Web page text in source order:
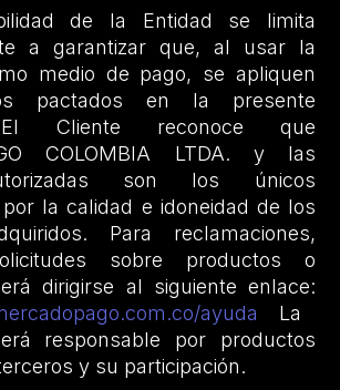
de la Entidad se limita
a garantizar que, al usar la
medio de pago, se apliquen
pactados en la presente
El Cliente reconoce que
COLOMBIA LTDA. y las
son los únicos
la calidad e idoneidad de los
Para reclamaciones,
sobre productos o
dirigirse al siguiente enlace:
ayuda
La
responsable por productos
y su participación.